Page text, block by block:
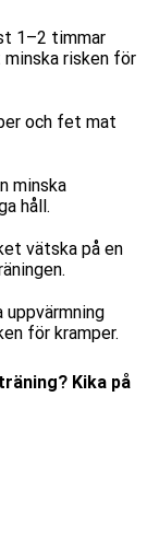
1–2 timmar
risken för
och fet mat
minska
håll.
vätska på en
uppvärmning
för kramper.
Kika på